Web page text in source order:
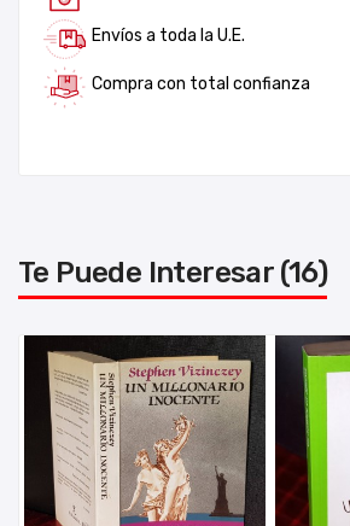
Envíos a toda la U.E.
Compra con total confianza
Te Puede Interesar (16)